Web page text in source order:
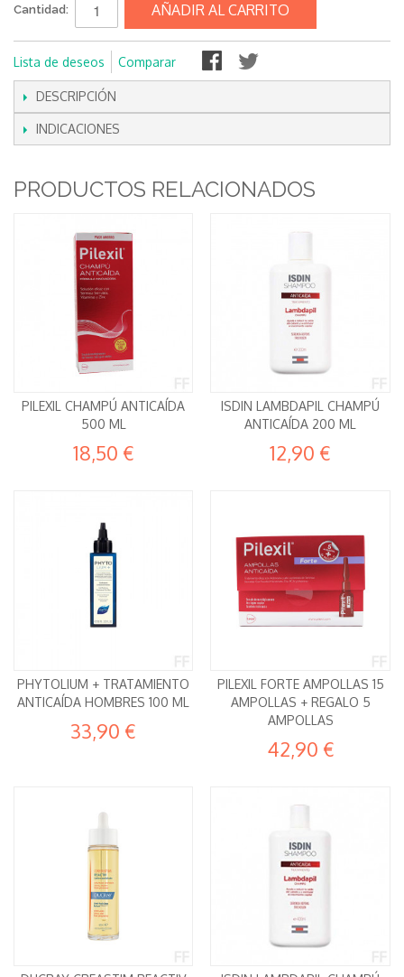
Cantidad: AÑADIR AL CARRITO
Lista de deseos Comparar
DESCRIPCIÓN
INDICACIONES
PRODUCTOS RELACIONADOS
PILEXIL CHAMPÚ ANTICAÍDA
500 ML
18,50 €
ISDIN LAMBDAPIL CHAMPÚ
ANTICAÍDA 200 ML
12,90 €
PHYTOLIUM + TRATAMIENTO
ANTICAÍDA HOMBRES 100 ML
33,90 €
PILEXIL FORTE AMPOLLAS 15
AMPOLLAS + REGALO 5
AMPOLLAS
42,90 €